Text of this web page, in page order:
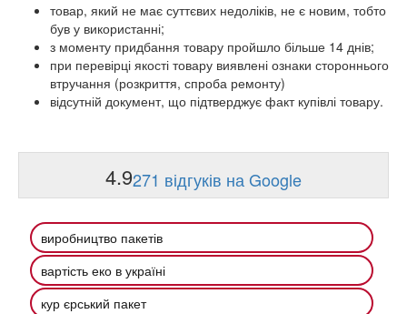
товар, який не має суттєвих недоліків, не є новим, тобто
був у використанні;
з моменту придбання товару пройшло більше 14 днів;
при перевірці якості товару виявлені ознаки стороннього
втручання (розкриття, спроба ремонту)
відсутній документ, що підтверджує факт купівлі товару.
4.9271 відгуків на Google
виробництво пакетів
вартість еко в україні
кур єрський пакет